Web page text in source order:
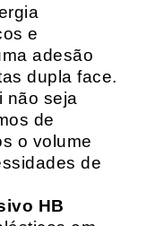
e
adesão
dupla face.
não seja
de
o volume
de
HB